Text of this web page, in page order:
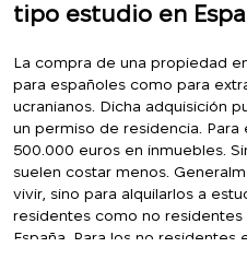
tipo estudio en
La compra de una propiedad
para españoles como para
ucranianos. Dicha adquisición
un permiso de residencia.
500.000 euros en inmuebles.
suelen costar menos.
vivir, sino para alquilarlos a
residentes como no
España. Para los no residentes